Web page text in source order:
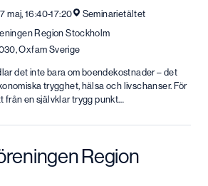
maj, 16:40-17:20
Seminarietältet
Region Stockholm
Oxfam Sverige
det inte bara om boendekostnader – det
trygghet, hälsa och livschanser. För
från en självklar trygg punkt…
Region